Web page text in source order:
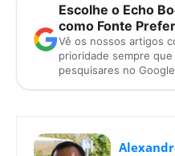
Escolhe o Echo
como Fonte
Vê os nossos artigos
prioridade sempre que
pesquisares no